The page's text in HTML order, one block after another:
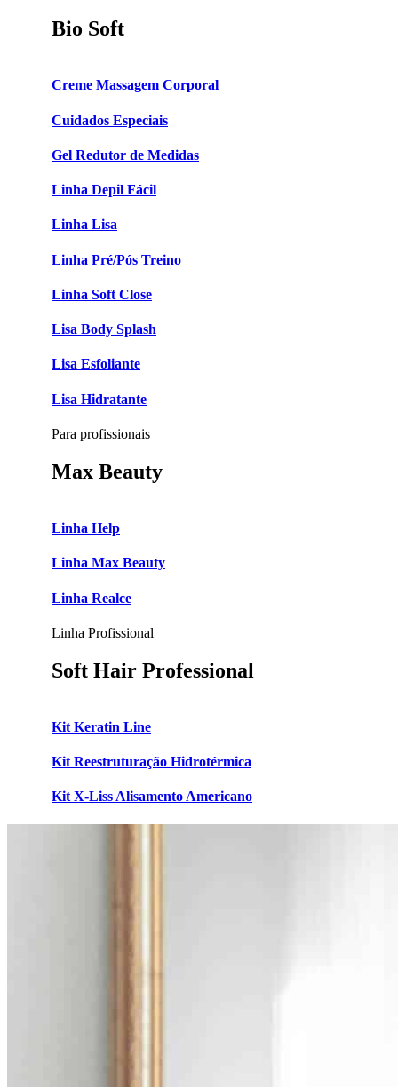
Bio Soft
Creme Massagem Corporal
Cuidados Especiais
Gel Redutor de Medidas
Linha Depil Fácil
Linha Lisa
Linha Pré/Pós Treino
Linha Soft Close
Lisa Body Splash
Lisa Esfoliante
Lisa Hidratante
Para profissionais
Max Beauty
Linha Help
Linha Max Beauty
Linha Realce
Linha Profissional
Soft Hair Professional
Kit Keratin Line
Kit Reestruturação Hidrotérmica
Kit X-Liss Alisamento Americano